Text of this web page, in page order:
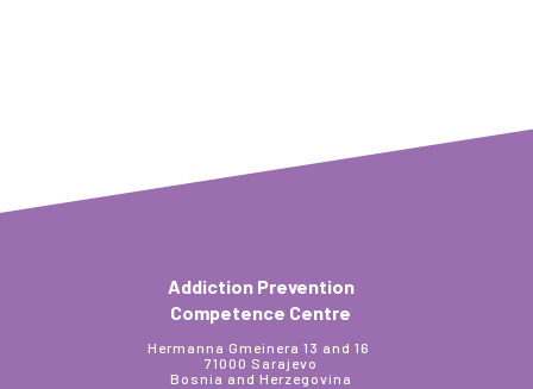
Addiction Prevention
Competence Centre
Hermanna Gmeinera 13 and 16
71000 Sarajevo
Bosnia and Herzegovina